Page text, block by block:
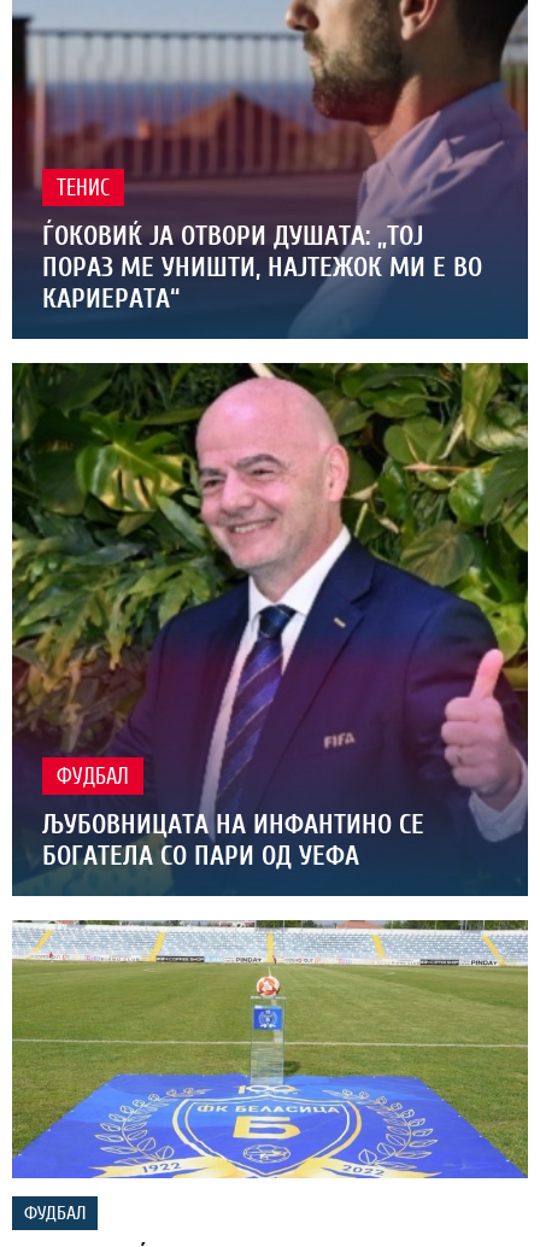
ТЕНИС
ЃОКОВИЌ ЈА ОТВОРИ ДУШАТА: „ТОЈ
ПОРАЗ МЕ УНИШТИ, НАЈТЕЖОК МИ Е ВО
КАРИЕРАТА“
ФУДБАЛ
ЉУБОВНИЦАТА НА ИНФАНТИНО СЕ
БОГАТЕЛА СО ПАРИ ОД УЕФА
ФУДБАЛ